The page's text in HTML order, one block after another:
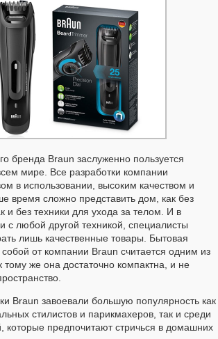
бренда Braun заслуженно пользуется
мире. Все разработки компании
в использовании, высоким качеством и
время сложно представить дом, как без
и без техники для ухода за телом. И в
с любой другой техникой, специалисты
лишь качественные товары. Бытовая
собой от компании Braun считается одним из
тому же она достаточно компактна, и не
Braun завоевали большую популярность как
стилистов и парикмахеров, так и среди
которые предпочитают стричься в домашних